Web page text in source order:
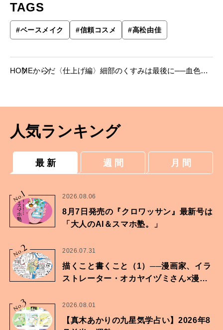
TAGS
#ベースメイク #信頼コスメ #高松由佳
HOMEからだ 〈仕上げ編〉細部のくすみは最後に──血色カ
人気ランキング
最 新 週 間 月 間
No.
1 2026.08.06
8月7日発売の『クロワッサン』最新号は
「大人のAI＆スマホ塾。」
No.2 2026.07.31
描くこと書くこと（1）──漫画家、イラ
ストレーター・オカヤイヅミさん×漫画
No.3 2026.08.01
【真木あかりの九星気学占い】2026年8